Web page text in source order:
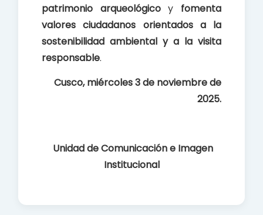
patrimonio arqueológicoy fomenta
valores ciudadanos orientados a la
sostenibilidad ambiental y a la visita
responsable.
Cusco, miércoles 3 de noviembre de
2025.
Unidad de Comunicación e Imagen
Institucional